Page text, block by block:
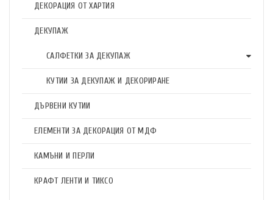
ДЕКОРАЦИЯ ОТ ХАРТИЯ
ДЕКУПАЖ
САЛФЕТКИ ЗА ДЕКУПАЖ
КУТИИ ЗА ДЕКУПАЖ И ДЕКОРИРАНЕ
ДЪРВЕНИ КУТИИ
ЕЛЕМЕНТИ ЗА ДЕКОРАЦИЯ ОТ МДФ
КАМЪНИ И ПЕРЛИ
КРАФТ ЛЕНТИ И ТИКСО